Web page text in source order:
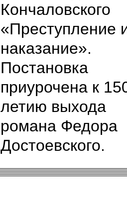
Кончаловского
«Преступление
наказание».
Постановка
приурочена к
летию выхода
романа Федора
Достоевского.